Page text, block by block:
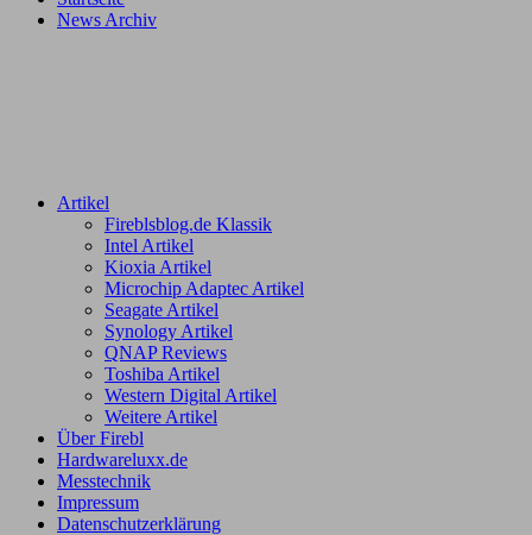
News Archiv
Artikel
Fireblsblog.de Klassik
Intel Artikel
Kioxia Artikel
Microchip Adaptec Artikel
Seagate Artikel
Synology Artikel
QNAP Reviews
Toshiba Artikel
Western Digital Artikel
Weitere Artikel
Über Firebl
Hardwareluxx.de
Messtechnik
Impressum
Datenschutzerklärung